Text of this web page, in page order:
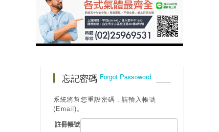
忘記密碼 Forgot Passoword
系統將幫您重設密碼，請輸入帳號
(Email)。
註冊帳號